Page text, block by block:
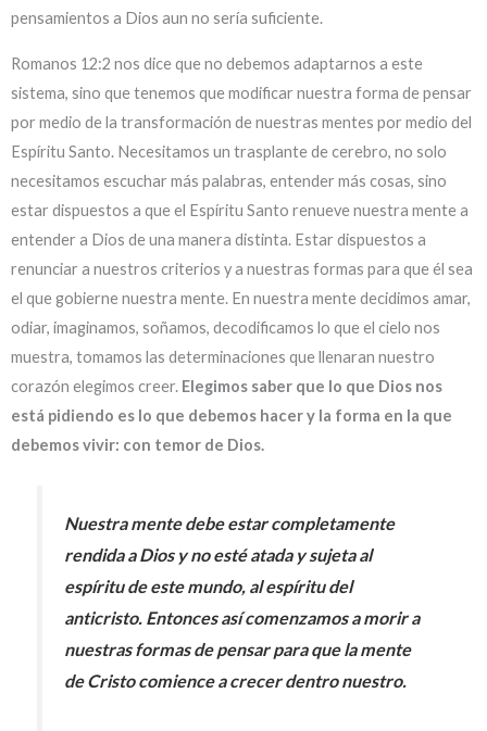
pensamientos a Dios aun no sería suficiente.
Romanos 12:2 nos dice que no debemos adaptarnos a este
sistema, sino que tenemos que modificar nuestra forma de pensar
por medio de la transformación de nuestras mentes por medio del
Espíritu Santo. Necesitamos un trasplante de cerebro, no solo
necesitamos escuchar más palabras, entender más cosas, sino
estar dispuestos a que el Espíritu Santo renueve nuestra mente a
entender a Dios de una manera distinta. Estar dispuestos a
renunciar a nuestros criterios y a nuestras formas para que él sea
el que gobierne nuestra mente. En nuestra mente decidimos amar,
odiar, imaginamos, soñamos, decodificamos lo que el cielo nos
muestra, tomamos las determinaciones que llenaran nuestro
corazón elegimos creer. Elegimos saber que lo que Dios nos
está pidiendo es lo que debemos hacer y la forma en la que
debemos vivir: con temor de Dios.
Nuestra mente debe estar completamente
rendida a Dios y no esté atada y sujeta al
espíritu de este mundo, al espíritu del
anticristo. Entonces así comenzamos a morir a
nuestras formas de pensar para que la mente
de Cristo comience a crecer dentro nuestro.